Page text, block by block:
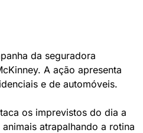
da seguradora
A ação apresenta
e de automóveis.
os imprevistos do dia a
atrapalhando a rotina